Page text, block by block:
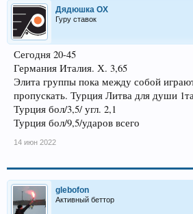
Дядюшка ОХ
Гуру ставок
Сегодня 20-45
Германия Италия. Х. 3,65
Элита группы пока между собой
пропускать. Турция Литва для души
Турция бол/3,5/ угл. 2,1
Турция бол/9,5/ударов всего
14 июн 2022
glebofon
Активный беттор